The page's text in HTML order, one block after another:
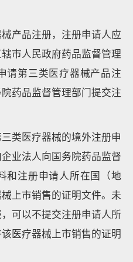
产品注册，注册申请人应
市人民政府药品监督管理
请第三类医疗器械产品注
药品监督管理部门提交注
类医疗器械的境外注册申
业法人向国务院药品监督
和注册申请人所在国（地
上市销售的证明文件。未
可以不提交注册申请人所
医疗器械上市销售的证明